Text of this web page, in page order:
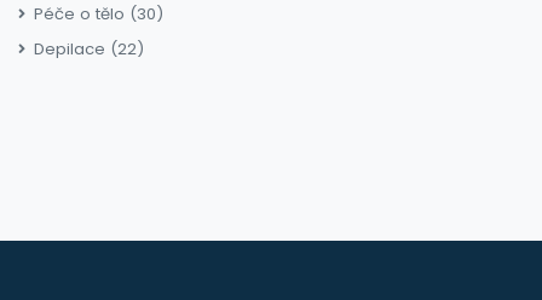
Péče o tělo (30)
Depilace (22)